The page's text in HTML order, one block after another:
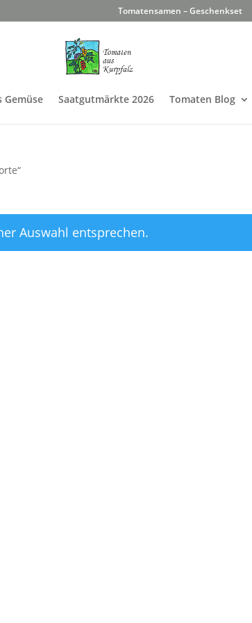
Tomatensamen – Geschenkset
Gemüse Saatgutmärkte 2026 Tomaten Blog
Auswahl entsprechen.